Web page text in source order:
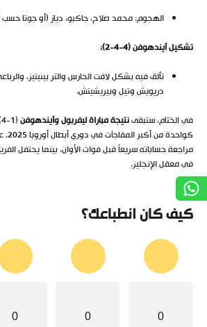
الهجوم: محمد صلاح، جاكبو، دياز (أو جوتا حسب
تشكيل آيندهوفن (4-4-2):
تألق فيه بشكل لافت الحارس والتر بينيتيز،
دريويش وتيل وبيريشيتش.
في الختام، ستبقىنتيجة مباراة ليفربول وآيندهوفن
مراجعة حساباته سريعاً قبل فوات الأوان، بينما يحتفل
في معقل الإنجليز.
كيف كان انطباعك؟
0
0
0